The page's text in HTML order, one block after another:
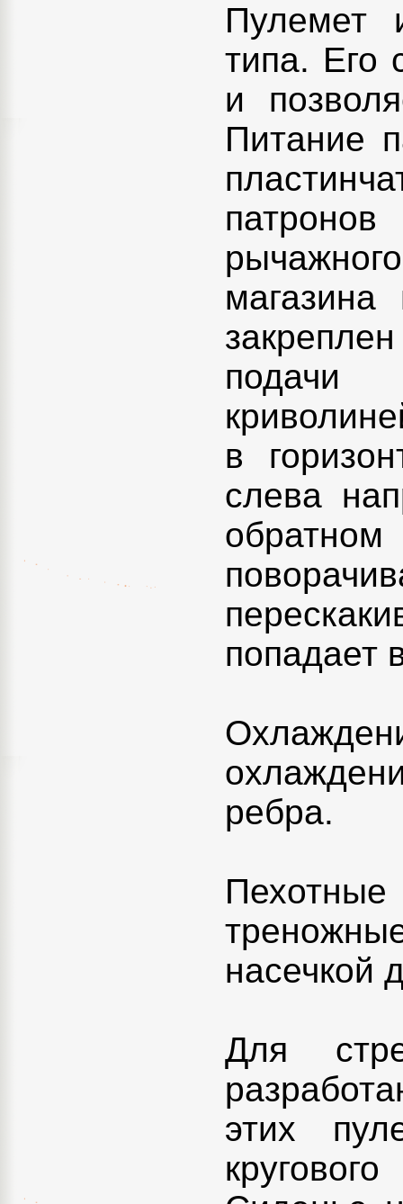
Пулемет
типа. Его
и
Питание
магазина
подачи
в
слева
попадает
ребра.
насечкой
Для
этих